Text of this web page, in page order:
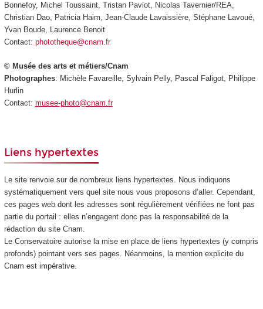
Bonnefoy, Michel Toussaint, Tristan Paviot, Nicolas Tavernier/REA,
Christian Dao, Patricia Haim, Jean-Claude Lavaissière, Stéphane Lavoué,
Yvan Boude, Laurence Benoit
Contact: phototheque@cnam.fr
© Musée des arts et métiers/Cnam
Photographes: Michèle Favareille, Sylvain Pelly, Pascal Faligot, Philippe
Hurlin
Contact: musee-photo@cnam.fr
Liens hypertextes
Le site renvoie sur de nombreux liens hypertextes. Nous indiquons
systématiquement vers quel site nous vous proposons d’aller. Cependant,
ces pages web dont les adresses sont régulièrement vérifiées ne font pas
partie du portail : elles n’engagent donc pas la responsabilité de la
rédaction du site Cnam.
Le Conservatoire autorise la mise en place de liens hypertextes (y compris
profonds) pointant vers ses pages. Néanmoins, la mention explicite du
Cnam est impérative.